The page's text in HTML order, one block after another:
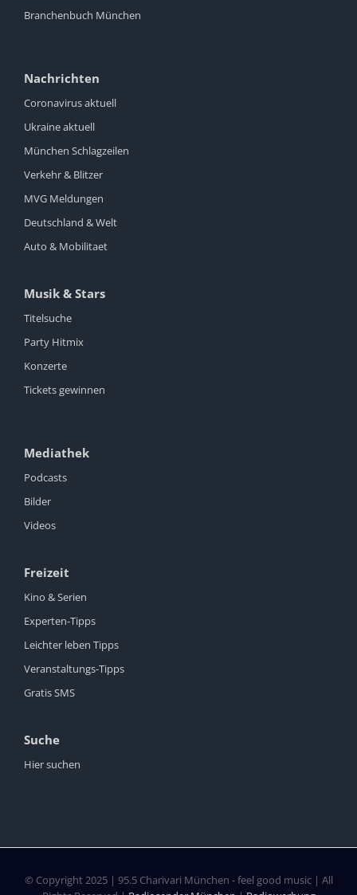
Branchenbuch München
Nachrichten
Coronavirus aktuell
Ukraine aktuell
München Schlagzeilen
Verkehr & Blitzer
MVG Meldungen
Deutschland & Welt
Auto & Mobilitaet
Musik & Stars
Titelsuche
Party Hitmix
Konzerte
Tickets gewinnen
Mediathek
Podcasts
Bilder
Videos
Freizeit
Kino & Serien
Experten-Tipps
Leichter leben Tipps
Veranstaltungs-Tipps
Gratis SMS
Suche
Hier suchen
© Copyright 2025 | 95.5 Charivari München - feel good music | All